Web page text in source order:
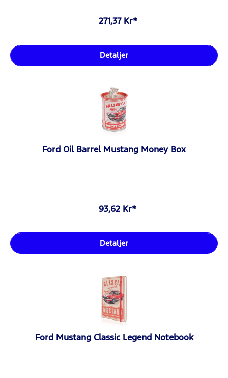
271,37 Kr*
Detaljer
Ford Oil Barrel Mustang Money Box
93,62 Kr*
Detaljer
Ford Mustang Classic Legend Notebook